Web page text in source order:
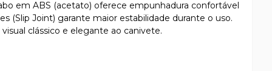
em ABS (acetato) oferece empunhadura confortável
(Slip Joint) garante maior estabilidade durante o uso.
clássico e elegante ao canivete.